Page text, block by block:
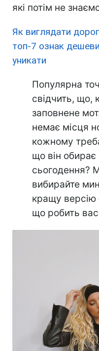
які потім не
Як виглядати
топ-7 ознак
уникати
Популярна
свідчить, що,
заповнене
немає місця
кожному
що він
сьогодення?
вибирайте
кращу версію
що робить